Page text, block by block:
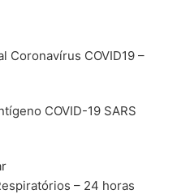
Coronavírus COVID19 –
COVID-19 SARS
– 24 horas